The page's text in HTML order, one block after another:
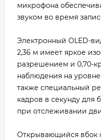
микрофона
звуком во время
Электронный OLED-
2,36 м имеет яркое
разрешением и 0,70-
наблюдения на уровне
также специальный
кадров в секунду для
при отслеживании
Открывающийся вбок